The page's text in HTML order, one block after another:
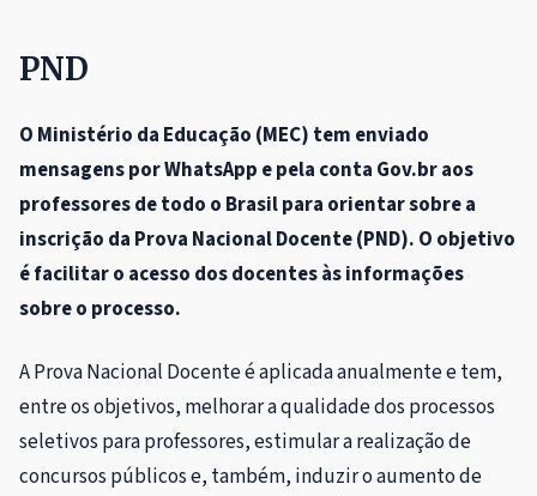
PND
O Ministério da Educação (MEC) tem enviado
mensagens por WhatsApp e pela conta Gov.br aos
professores de todo o Brasil para orientar sobre a
inscrição da Prova Nacional Docente (PND). O objetivo
é facilitar o acesso dos docentes às informações
sobre o processo.
A Prova Nacional Docente é aplicada anualmente e tem,
entre os objetivos, melhorar a qualidade dos processos
seletivos para professores, estimular a realização de
concursos públicos e, também, induzir o aumento de